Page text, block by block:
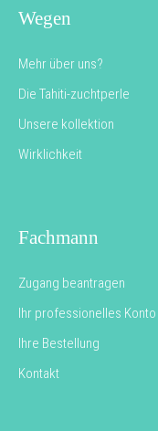
Wegen
Mehr über uns?
Die Tahiti-zuchtperle
Unsere kollektion
Wirklichkeit
Fachmann
Zugang beantragen
Ihr professionelles Konto
Ihre Bestellung
Kontakt